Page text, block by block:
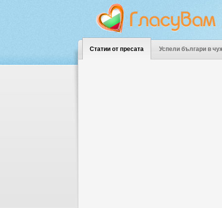
Статии от пресата Успели българи в